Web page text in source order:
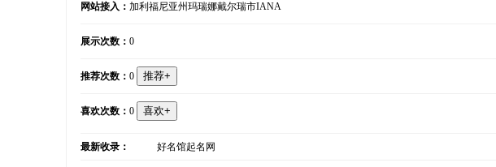
网站接入： 加利福尼亚州玛瑞娜戴尔瑞市IANA
展示次数： 0
推荐次数： 0
喜欢次数： 0
最新收录： 好名馆起名网